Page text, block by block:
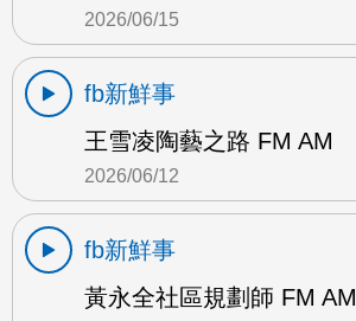
2026/06/15
fb新鮮事
王雪凌陶藝之路 FM AM
2026/06/12
fb新鮮事
黃永全社區規劃師 FM AM